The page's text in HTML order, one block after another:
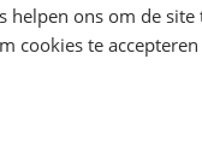
helpen ons om de
cookies te